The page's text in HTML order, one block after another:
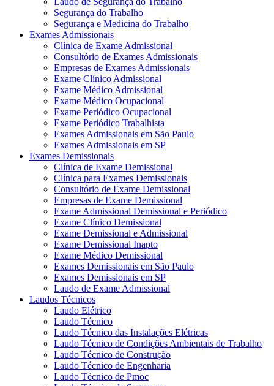
Segurança do Trabalho
Segurança e Medicina do Trabalho
Exames Admissionais
Clínica de Exame Admissional
Consultório de Exames Admissionais
Empresas de Exames Admissionais
Exame Clínico Admissional
Exame Médico Admissional
Exame Médico Ocupacional
Exame Periódico Ocupacional
Exame Periódico Trabalhista
Exames Admissionais em São Paulo
Exames Admissionais em SP
Exames Demissionais
Clínica de Exame Demissional
Clínica para Exames Demissionais
Consultório de Exame Demissional
Empresas de Exame Demissional
Exame Admissional Demissional e Periódico
Exame Clínico Demissional
Exame Demissional e Admissional
Exame Demissional Inapto
Exame Médico Demissional
Exames Demissionais em São Paulo
Exames Demissionais em SP
Laudo de Exame Admissional
Laudos Técnicos
Laudo Elétrico
Laudo Técnico
Laudo Técnico das Instalações Elétricas
Laudo Técnico de Condições Ambientais de Trabalho
Laudo Técnico de Construção
Laudo Técnico de Engenharia
Laudo Técnico de Pmoc